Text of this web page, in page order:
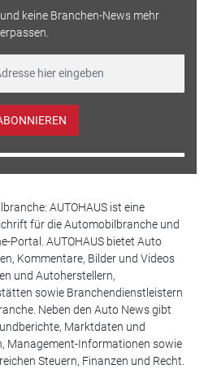
keine Branchen-News mehr
AUTOHAUS ist eine
für die Automobilbranche und
Portal. AUTOHAUS bietet Auto
Kommentare, Bilder und Videos
und Autoherstellern,
sowie Branchendienstleistern
Neben den Auto News gibt
Marktdaten und
Management-Informationen sowie
Steuern, Finanzen und Recht.